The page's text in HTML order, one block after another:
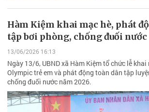
Hàm Kiệm khai mạc hè, phát
tập bơi phòng, chống đuối nước
13/06/2026 16:13
Ngày 13/6, UBND xã Hàm Kiệm tổ chức lễ khai
Olympic trẻ em và phát động toàn dân tập
chống đuối nước năm 2026.